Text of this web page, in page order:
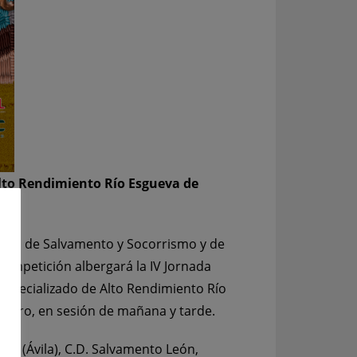
Rendimiento Río Esgueva de
de Salvamento y Socorrismo y de
albergará la IV Jornada
de Alto Rendimiento Río
en sesión de mañana y tarde.
(Ávila), C.D. Salvamento León,